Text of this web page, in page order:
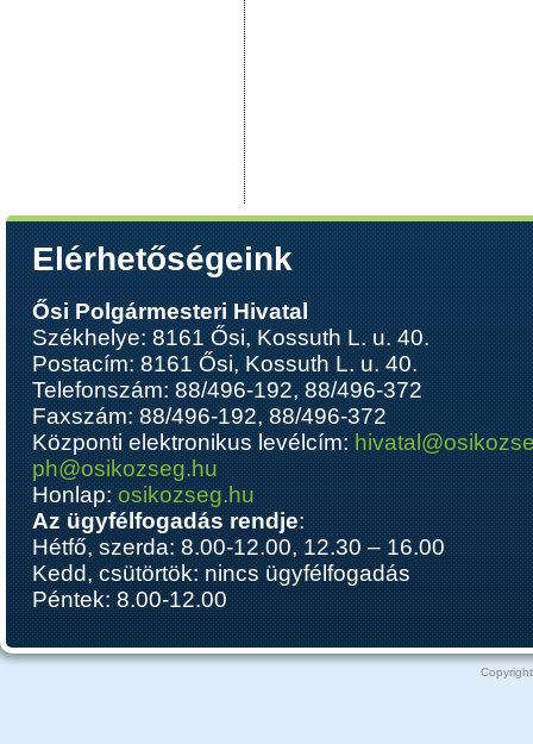
Elérhetőségeink
Ősi Polgármesteri Hivatal
Székhelye: 8161 Ősi, Kossuth L. u. 40.
Postacím: 8161 Ősi, Kossuth L. u. 40.
Telefonszám: 88/496-192, 88/496-372
Faxszám: 88/496-192, 88/496-372
Központi elektronikus levélcím:
ph@osikozseg.hu
Honlap:osikozseg.hu
Az ügyfélfogadás rendje:
Hétfő, szerda: 8.00-12.00, 12.30 – 16.00
Kedd, csütörtök: nincs ügyfélfogadás
Péntek: 8.00-12.00